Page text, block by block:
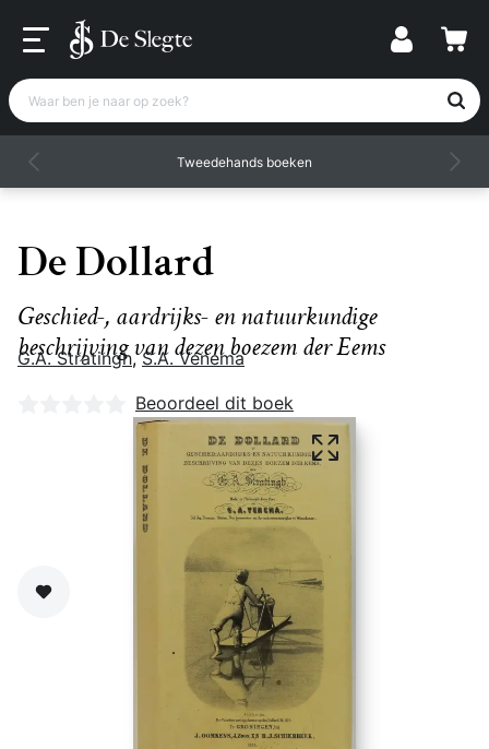
Waar ben je naar op zoek?
Tweedehands boeken
De Dollard
Geschied-, aardrijks- en natuurkundige
beschrijving van dezen boezem der Eems
G.A. Stratingh,S.A. Venema
Nog geen beoordelingen
Beoordeel dit boek